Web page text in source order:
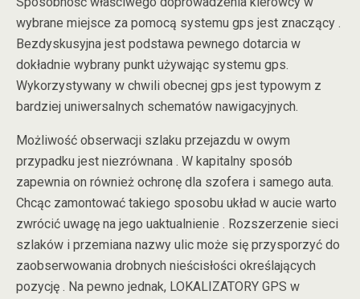
wybrane miejsce za pomocą systemu gps jest znaczący .
Bezdyskusyjna jest podstawa pewnego dotarcia w
dokładnie wybrany punkt używając systemu gps.
Wykorzystywany w chwili obecnej gps jest typowym z
bardziej uniwersalnych schematów nawigacyjnych.
Możliwość obserwacji szlaku przejazdu w owym
przypadku jest niezrównana . W kapitalny sposób
zapewnia on również ochronę dla szofera i samego auta.
Chcąc zamontować takiego sposobu układ w aucie warto
zwrócić uwagę na jego uaktualnienie . Rozszerzenie sieci
szlaków i przemiana nazwy ulic może się przysporzyć do
zaobserwowania drobnych nieścisłości określających
pozycję . Na pewno jednak, LOKALIZATORY GPS w